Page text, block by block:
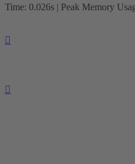
Time: 0.026s | Peak Memory